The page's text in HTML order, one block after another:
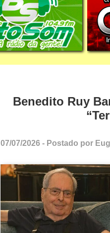
Benedito Ruy
07/07/2026 - Postado por